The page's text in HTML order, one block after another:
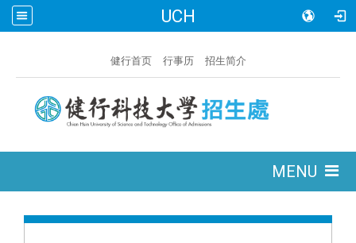
UCH
健行首页 行事历 招生简介
MENU